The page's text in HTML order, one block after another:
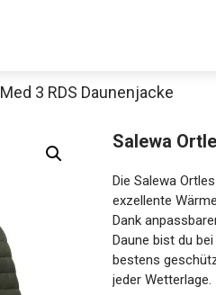
3 RDS Daunenjacke
Salewa
Die Salewa
exzellente
Dank
Daune bist du
bestens
Schaue dir jetzt die